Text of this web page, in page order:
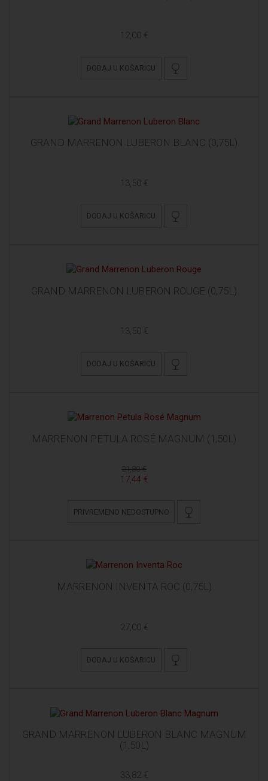
12,00 €
DODAJ U KOŠARICU
GRAND MARRENON LUBERON BLANC (0,75L)
13,50 €
DODAJ U KOŠARICU
GRAND MARRENON LUBERON ROUGE (0,75L)
13,50 €
DODAJ U KOŠARICU
MARRENON PETULA ROSÉ MAGNUM (1,50L)
21,80 €
17,44 €
PRIVREMENO NEDOSTUPNO
MARRENON INVENTA ROC (0,75L)
27,00 €
DODAJ U KOŠARICU
GRAND MARRENON LUBERON BLANC MAGNUM
(1,50L)
33,82 €